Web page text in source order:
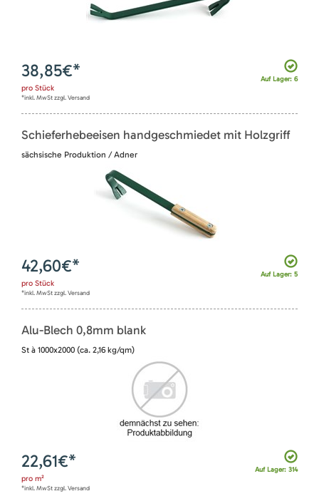
Auf Lager: 6
38,85€*
pro Stück
*inkl. MwSt zzgl. Versand
Schieferhebeeisen handgeschmiedet mit Holzgriff
sächsische Produktion / Adner
Auf Lager: 5
42,60€*
pro Stück
*inkl. MwSt zzgl. Versand
Alu-Blech 0,8mm blank
St à 1000x2000 (ca. 2,16 kg/qm)
Auf Lager: 314
22,61€*
pro m²
*inkl. MwSt zzgl. Versand